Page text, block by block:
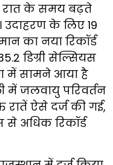
रात के समय बढ़ते
उदाहरण के लिए 19
का नया रिकॉर्ड
डिग्री सेल्सियस
में सामने आया है
में जलवायु परिवर्तन
रातें ऐसे दर्ज की गई,
से अधिक रिकॉर्ड